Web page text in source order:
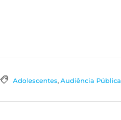
Adolescentes, Audiência Pública